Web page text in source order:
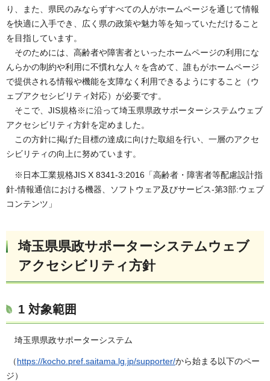
り、また、県民のみならずすべての人がホームページを通じて情報
を快適に入手でき、広く県の政策や魅力等を知っていただけること
を目指しています。
そのためには、高齢者や障害者といったホームページの利用にな
んらかの制約や利用に不慣れな人々を含めて、誰もがホームページ
で提供される情報や機能を支障なく利用できるようにすること（ウ
ェブアクセシビリティ対応）が必要です。
そこで、JIS規格※に沿って埼玉県県政サポーターシステムウェブ
アクセシビリティ方針を定めました。
この方針に掲げた目標の達成に向けた取組を行い、一層のアクセ
シビリティの向上に努めています。
※日本工業規格JIS X 8341-3:2016「高齢者・障害者等配慮設計指
針-情報通信における機器、ソフトウェア及びサービス-第3部:ウェブ
コンテンツ」
埼玉県県政サポーターシステムウェブ
アクセシビリティ方針
1 対象範囲
埼玉県県政サポーターシステム
（https://kocho.pref.saitama.lg.jp/supporter/から始まる以下のペー
ジ）